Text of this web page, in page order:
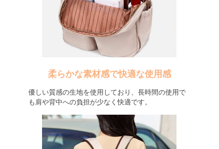
柔らかな素材感で快適な使用感
優しい質感の生地を使用しており、長時間の使用で
も肩や背中への負担が少なく快適です。